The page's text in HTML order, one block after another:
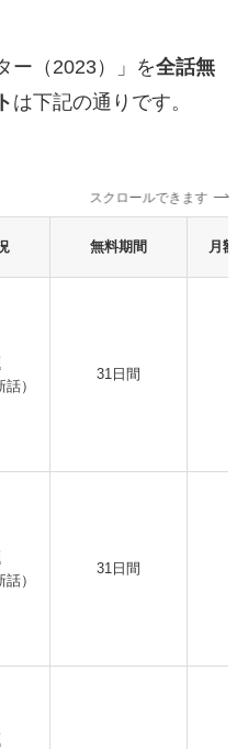
ー（2023）」を全話無
は下記の通りです。
スクロールできます
無料期間 月額
）
31日間
）
31日間